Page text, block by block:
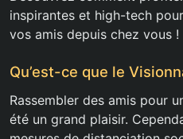
inspirantes et high-tech
vos amis depuis chez vous !
Qu’est-ce que le
Rassembler des amis pour
été un grand plaisir.